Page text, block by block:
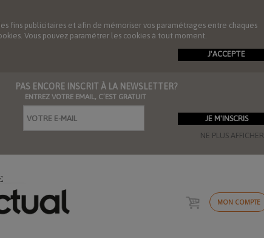
fins publicitaires et afin de mémoriser vos paramétrages entre chaques
Vous pouvez paramétrer les cookies à tout moment.
J'ACCEPTE
NE PLUS AFFICHER
PAS ENCORE INSCRIT À LA NEWSLETTER?
ENTREZ VOTRE EMAIL, C’EST GRATUIT
MON COMPTE